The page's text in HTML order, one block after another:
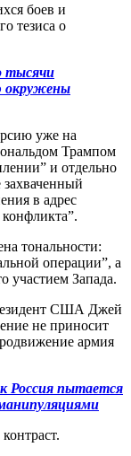
боев и
тезиса о
тысячи
окружены
уже на
Трампом
и отдельно
в адрес
тональности:
операции”, а
участием Запада.
США Джей
не приносит
армия
Россия пытается